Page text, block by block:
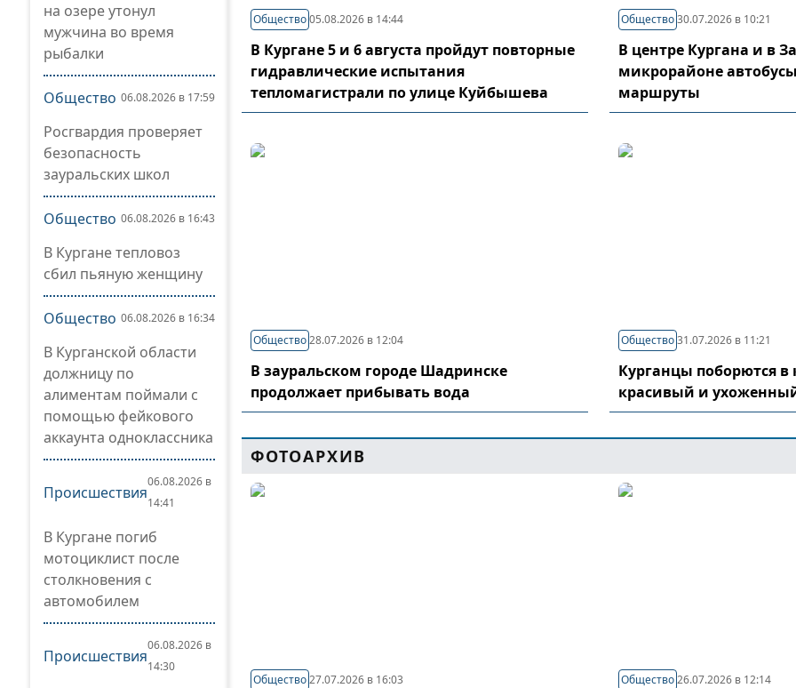
на озере утонул
мужчина во время
рыбалки
Общество 06.08.2026 в 17:59
Росгвардия проверяет
безопасность
зауральских школ
Общество 06.08.2026 в 16:43
В Кургане тепловоз
сбил пьяную женщину
Общество 06.08.2026 в 16:34
В Курганской области
должницу по
алиментам поймали с
помощью фейкового
аккаунта одноклассника
Происшествия
06.08.2026 в
14:41
В Кургане погиб
мотоциклист после
столкновения с
автомобилем
Происшествия
06.08.2026 в
14:30
Общество05.08.2026 в 14:44
В Кургане 5 и 6 августа пройдут повторные
гидравлические испытания
тепломагистрали по улице Куйбышева
Общество 30.07.2026 в 10:21
В центре Кургана и в
микрорайоне
маршруты
Общество28.07.2026 в 12:04
В зауральском городе Шадринске
продолжает прибывать вода
Общество 31.07.2026 в 11:21
Курганцы поборются
красивый и
ФОТОАРХИВ
Общество27.07.2026 в 16:03 Общество 26.07.2026 в 12:14